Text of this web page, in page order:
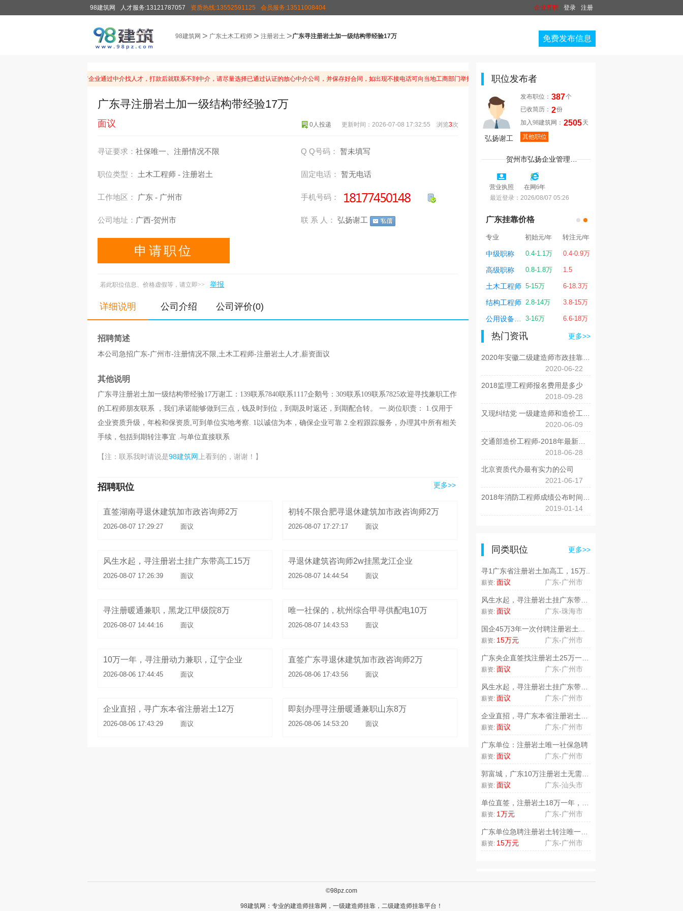
98建筑网 人才服务:13121787057 资质热线:13552591125 会员服务:13511008404 企业直聘 登录 注册
98建筑网 > 广东土木工程师 > 注册岩土 >广东寻注册岩土加一级结构带经验17万 免费发布信息
温馨提示：由于近期有企业通过中介找人才，打款后就联系不到中介，请尽量选择已通过认证的放心中介公司，并保存好合同，如出现不接电话可向当地工商部门举报。
广东寻注册岩土加一级结构带经验17万
面议 更新时间：2026-07-08 17:32:55 浏览3次
0人投递
寻证要求： 社保唯一、注册情况不限
职位类型： 土木工程师 - 注册岩土
工作地区： 广东 - 广州市
公司地址： 广西-贺州市
Q Q号码： 暂未填写
固定电话： 暂无电话
手机号码：
联 系 人： 弘扬谢工
申请职位
若此职位信息、价格虚假等，请立即>> 举报
详细说明 公司介绍 公司评价(0)
招聘简述
本公司急招广东-广州市-注册情况不限,土木工程师-注册岩土人才,薪资面议
其他说明
广东寻注册岩土加一级结构带经验17万谢工：139联系7840联系1117企鹅号：309联系109联系7825欢迎寻找兼职工作
的工程师朋友联系 ，我们承诺能够做到三点，钱及时到位，到期及时返还，到期配合转。 一.岗位职责： 1.仅用于
企业资质升级，年检和保资质,可到单位实地考察. 1以诚信为本，确保企业可靠 2.全程跟踪服务，办理其中所有相关
手续，包括到期转注事宜 .与单位直接联系
【注：联系我时请说是98建筑网上看到的，谢谢！】
招聘职位 更多>>
直签湖南寻退休建筑加市政咨询师2万
2026-08-07 17:29:27 面议
初转不限合肥寻退休建筑加市政咨询师2万
2026-08-07 17:27:17 面议
风生水起，寻注册岩土挂广东带高工15万
2026-08-07 17:26:39 面议
寻退休建筑咨询师2w挂黑龙江企业
2026-08-07 14:44:54 面议
寻注册暖通兼职，黑龙江甲级院8万
2026-08-07 14:44:16 面议
唯一社保的，杭州综合甲寻供配电10万
2026-08-07 14:43:53 面议
10万一年，寻注册动力兼职，辽宁企业
2026-08-06 17:44:45 面议
直签广东寻退休建筑加市政咨询师2万
2026-08-06 17:43:56 面议
企业直招，寻广东本省注册岩土12万
2026-08-06 17:43:29 面议
即刻办理寻注册暖通兼职山东8万
2026-08-06 14:53:20 面议
职位发布者
弘扬谢工
发布职位： 387个
已收简历： 2份
加入98建筑网： 2505天
其他职位
贺州市弘扬企业管理咨询有限公..
营业执照
6
在网6年
最近登录： 2026/08/07 05:26
广东挂靠价格
公用设备工程师 3-16万 6.6-18万 电气工程师 4-18万 4-20万
专业 初始元/年 转注元/年
中级职称 0.4-1.1万 0.4-0.9万
高级职称 0.8-1.8万 1.5
土木工程师 5-15万 6-18.3万
结构工程师 2.8-14万 3.8-15万
3-16万 6.6-18万
热门资讯 更多>>
2020-06-22
2018监理工程师报名费用是多少
2018-09-28
2020-06-09
2018-06-28
北京资质代办最有实力的公司
2021-06-17
2019-01-14
同类职位 更多>>
寻1广东省注册岩土加高工，15万..
薪资: 面议 广东-广州市
薪资: 面议 广东-珠海市
国企45万3年一次付聘注册岩土...
薪资: 15万元 广东-广州市
薪资: 面议 广东-广州市
薪资: 面议 广东-广州市
薪资: 面议 广东-广州市
广东单位：注册岩土唯一社保急聘
薪资: 面议 广东-广州市
薪资: 面议 广东-汕头市
薪资: 1万元 广东-广州市
薪资: 15万元 广东-广州市
©98pz.com
98建筑网：专业的建造师挂靠网， 一级建造师挂靠 ， 二级建造师挂靠平台！